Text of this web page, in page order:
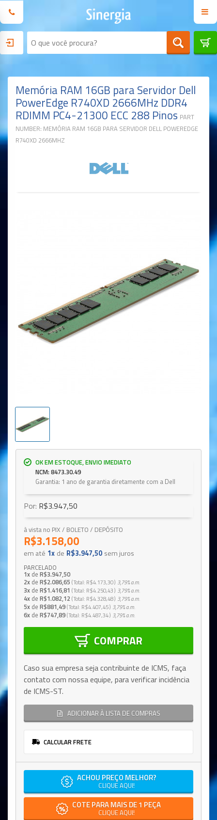
Memória RAM 16GB para Servidor Dell
PowerEdge R740XD 2666MHz DDR4
RDIMM PC4-21300 ECC 288 Pinos PART
NUMBER: MEMÓRIA RAM 16GB PARA SERVIDOR DELL POWEREDGE
R740XD 2666MHZ
OK EM ESTOQUE, ENVIO IMEDIATO
NCM: 8473.30.49
Garantia: 1 ano de garantia diretamente com a Dell
Por: R$3.947,50
à vista no PIX / BOLETO / DEPÓSITO
R$3.158,00
em até 1x de R$3.947,50 sem juros
PARCELADO
1x de R$3.947,50
2x de R$2.086,65 Total R$4.173,30 3,79%a.m.
3x de R$1.416,81 Total R$4.250,43 3,79%a.m.
4x de R$1.082,12 Total R$4.328,48 3,79%a.m.
5x de R$881,49 Total R$4.407,45 3,79%a.m.
6x de R$747,89 Total R$4.487,34 3,79%a.m.
COMPRAR
Caso sua empresa seja contribuinte de ICMS, faça
contato com nossa equipe, para verificar incidência
de ICMS-ST.
ADICIONAR À LISTA DE COMPRAS
CALCULAR FRETE
ACHOU PREÇO MELHOR?
CLIQUE AQUI!
COTE PARA MAIS DE 1 PEÇA
CLIQUE AQUI!